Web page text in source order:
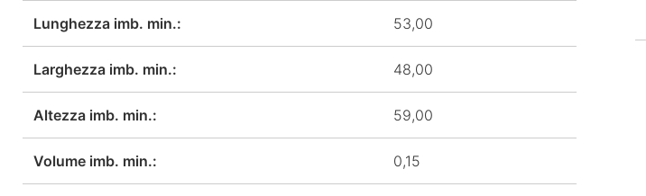
Lunghezza imb. min.: 53,00
Larghezza imb. min.: 48,00
Altezza imb. min.: 59,00
Volume imb. min.: 0,15